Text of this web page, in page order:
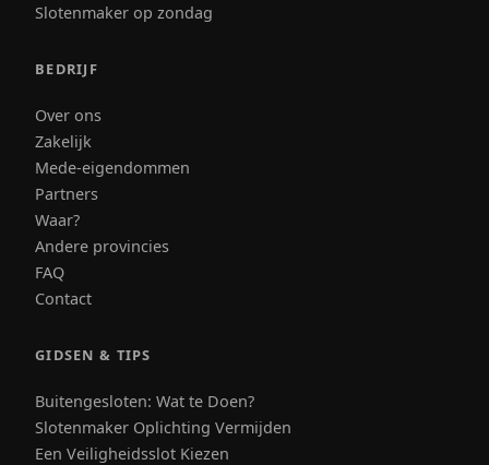
Slotenmaker op zondag
BEDRIJF
Over ons
Zakelijk
Mede-eigendommen
Partners
Waar?
Andere provincies
FAQ
Contact
GIDSEN & TIPS
Buitengesloten: Wat te Doen?
Slotenmaker Oplichting Vermijden
Een Veiligheidsslot Kiezen